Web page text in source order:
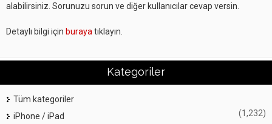
alabilirsiniz. Sorunuzu sorun ve diğer kullanıcılar cevap versin.
Detaylı bilgi için buraya tıklayın.
Kategoriler
Tüm kategoriler
iPhone / iPad
(1,232)